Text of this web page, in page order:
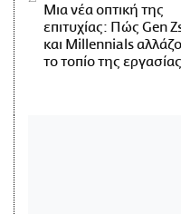
Μια νέα οπτική της
επιτυχίας: Πώς Gen
και Millennials
το τοπίο της εργασίας